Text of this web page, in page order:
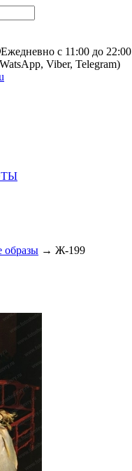
Ежедневно с 11:00 до 22:00
Viber, Telegram)
образы → Ж-199